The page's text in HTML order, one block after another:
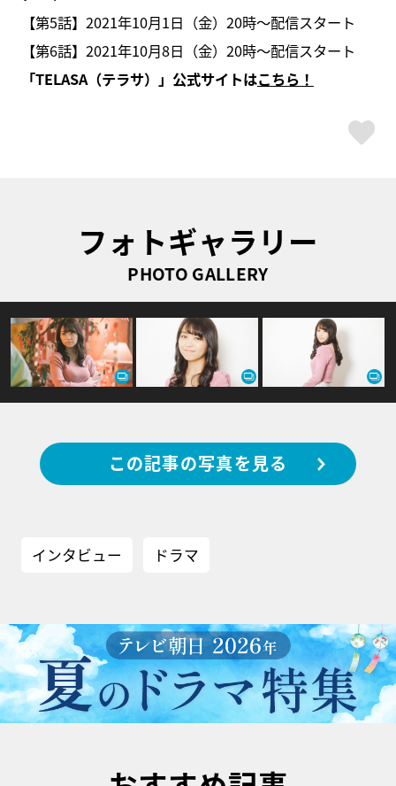
【第5話】2021年10月1日（金）20時～配信スタート
【第6話】2021年10月8日（金）20時～配信スタート
「TELASA（テラサ）」公式サイトはこちら！
フォトギャラリー
PHOTO GALLERY
この記事の写真を見る
インタビュー ドラマ